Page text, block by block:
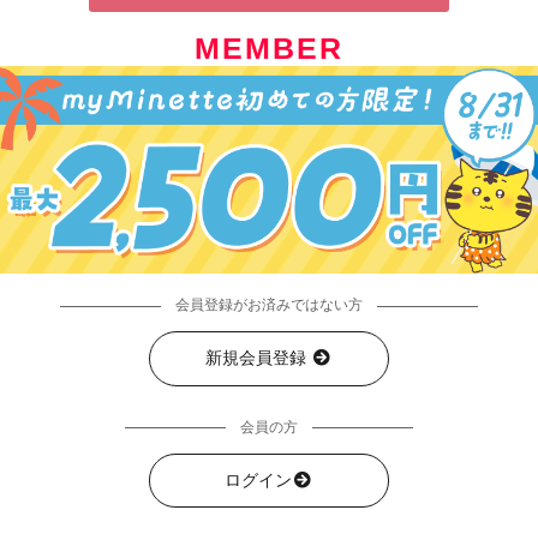
MEMBER
会員登録がお済みではない方
新規会員登録
会員の方
ログイン